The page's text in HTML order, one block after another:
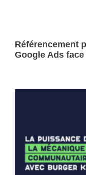
Référencement
Google Ads